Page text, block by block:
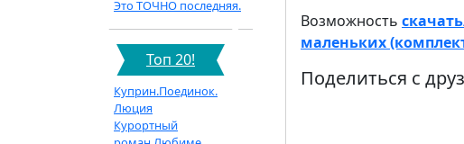
Это ТОЧНО последняя.
Топ 20!
Куприн.Поединок.
Люция
Курортный
Возможность
маленьких
Поделиться с